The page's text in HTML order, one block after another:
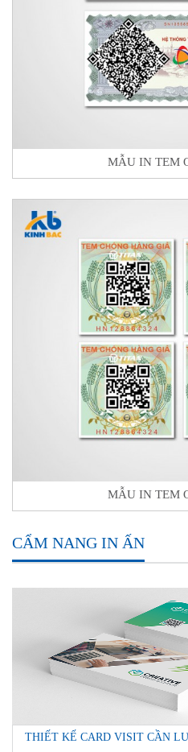
MẪU IN TEM
MẪU IN TEM
CẨM NANG IN ẤN
THIẾT KẾ CARD VISIT CẦN